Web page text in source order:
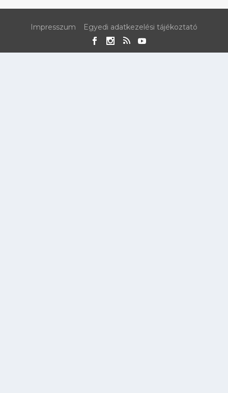
Impresszum Egyedi adatkezelési tájékoztató